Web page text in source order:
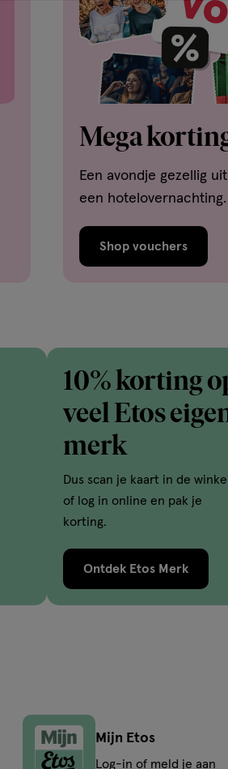
Mega
Een avondje gezellig
een
Shop vouchers
10% korting
veel Etos
merk
Dus scan je kaart in de winkel
of log in online en pak je
korting.
Ontdek Etos Merk
Mijn Etos
Log-in of meld je aan